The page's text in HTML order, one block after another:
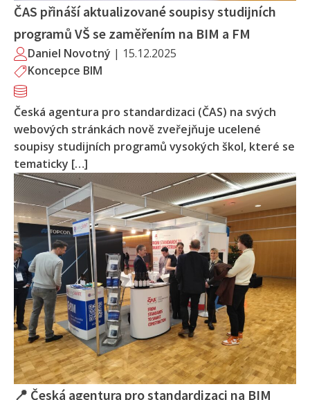
ČAS přináší aktualizované soupisy studijních
programů VŠ se zaměřením na BIM a FM
Daniel Novotný | 15.12.2025
Koncepce BIM
Česká agentura pro standardizaci (ČAS) na svých
webových stránkách nově zveřejňuje ucelené
soupisy studijních programů vysokých škol, které se
tematicky […]
📍 Česká agentura pro standardizaci na BIM